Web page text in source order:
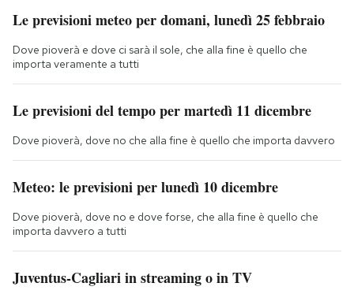
Le previsioni meteo per domani, lunedì 25 febbraio
Dove pioverà e dove ci sarà il sole, che alla fine è quello che
importa veramente a tutti
Le previsioni del tempo per martedì 11 dicembre
Dove pioverà, dove no che alla fine è quello che importa davvero
Meteo: le previsioni per lunedì 10 dicembre
Dove pioverà, dove no e dove forse, che alla fine è quello che
importa davvero a tutti
Juventus-Cagliari in streaming o in TV